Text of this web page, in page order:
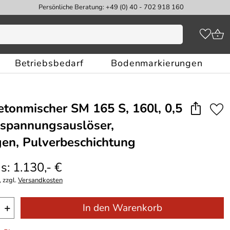
Persönliche Beratung: +49 (0) 40 - 702 918 160
Betriebsbedarf Bodenmarkierungen
SM 165 S, 160l, 0,5
Pulverbeschichtung
1.130,- €
zzgl.Versandkosten
+ In den Warenkorb